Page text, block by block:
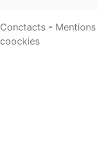
Conctacts -
coockies